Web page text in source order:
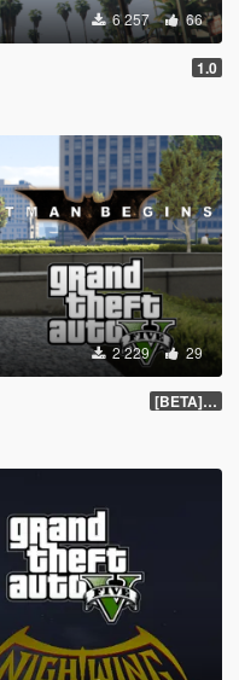
6 257 66
1.0
2 229 29
[BETA] 1.0